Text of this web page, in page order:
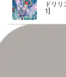
ドリ
1]